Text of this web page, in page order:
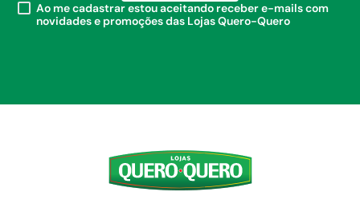
Ao me cadastrar estou aceitando receber e-mails com
novidades e promoções das Lojas Quero-Quero